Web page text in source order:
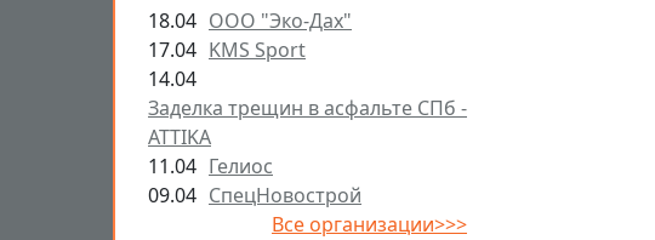
18.04 ООО "Эко-Дах"
17.04 KMS Sport
14.04
Заделка трещин в асфальте СПб -
ATTIKA
11.04 Гелиос
09.04 СпецНовострой
Все организации>>>